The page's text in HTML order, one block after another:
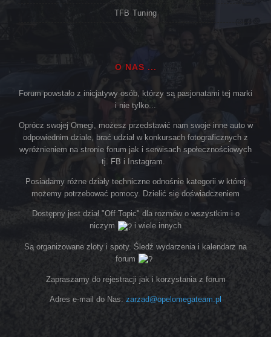
TFB Tuning
O NAS ...
Forum powstało z inicjatywy osób, którzy są pasjonatami tej marki
i nie tylko...
Oprócz swojej Omegi, możesz przedstawić nam swoje inne auto w
odpowiednim dziale, brać udział w konkursach fotograficznych z
wyróżnieniem na stronie forum jak i serwisach społecznościowych
tj. FB i Instagram.
Posiadamy różne działy techniczne odnośnie kategorii w której
możemy potrzebować pomocy. Dzielić się doświadczeniem
Dostępny jest dział "Off Topic" dla rozmów o wszystkim i o
niczym
i wiele innych
Są organizowane zloty i spoty. Śledź wydarzenia i kalendarz na
forum
Zapraszamy do rejestracji jak i korzystania z forum
Adres e-mail do Nas: zarzad@opelomegateam.pl